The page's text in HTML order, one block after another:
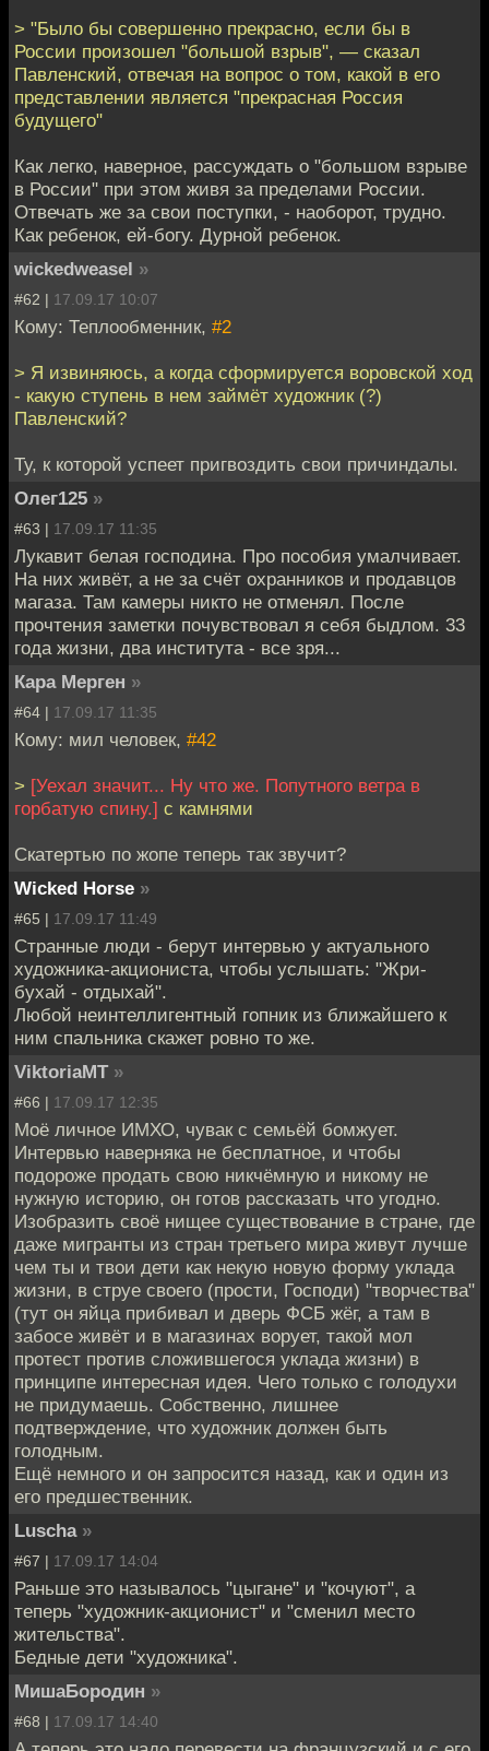
> "Было бы совершенно прекрасно, если бы в
России произошел "большой взрыв", — сказал
Павленский, отвечая на вопрос о том, какой в его
представлении является "прекрасная Россия
будущего"
Как легко, наверное, рассуждать о "большом взрыве
в России" при этом живя за пределами России.
Отвечать же за свои поступки, - наоборот, трудно.
Как ребенок, ей-богу. Дурной ребенок.
wickedweasel »
#62 | 17.09.17 10:07
Кому: Теплообменник, #2
> Я извиняюсь, а когда сформируется воровской ход
- какую ступень в нем займёт художник (?)
Павленский?
Ту, к которой успеет пригвоздить свои причиндалы.
Олег125 »
#63 | 17.09.17 11:35
Лукавит белая господина. Про пособия умалчивает.
На них живёт, а не за счёт охранников и продавцов
магаза. Там камеры никто не отменял. После
прочтения заметки почувствовал я себя быдлом. 33
года жизни, два института - все зря...
Кара Мерген »
#64 | 17.09.17 11:35
Кому: мил человек, #42
> [Уехал значит... Ну что же. Попутного ветра в
горбатую спину.] с камнями
Скатертью по жопе теперь так звучит?
Wicked Horse »
#65 | 17.09.17 11:49
Странные люди - берут интервью у актуального
художника-акциониста, чтобы услышать: "Жри-
бухай - отдыхай".
Любой неинтеллигентный гопник из ближайшего к
ним спальника скажет ровно то же.
ViktoriaMT »
#66 | 17.09.17 12:35
Моё личное ИМХО, чувак с семьёй бомжует.
Интервью наверняка не бесплатное, и чтобы
подороже продать свою никчёмную и никому не
нужную историю, он готов рассказать что угодно.
Изобразить своё нищее существование в стране, где
даже мигранты из стран третьего мира живут лучше
чем ты и твои дети как некую новую форму уклада
жизни, в струе своего (прости, Господи) "творчества"
(тут он яйца прибивал и дверь ФСБ жёг, а там в
забосе живёт и в магазинах ворует, такой мол
протест против сложившегося уклада жизни) в
принципе интересная идея. Чего только с голодухи
не придумаешь. Собственно, лишнее
подтверждение, что художник должен быть
голодным.
Ещё немного и он запросится назад, как и один из
его предшественник.
Luscha »
#67 | 17.09.17 14:04
Раньше это называлось "цыгане" и "кочуют", а
теперь "художник-акционист" и "сменил место
жительства".
Бедные дети "художника".
МишаБородин »
#68 | 17.09.17 14:40